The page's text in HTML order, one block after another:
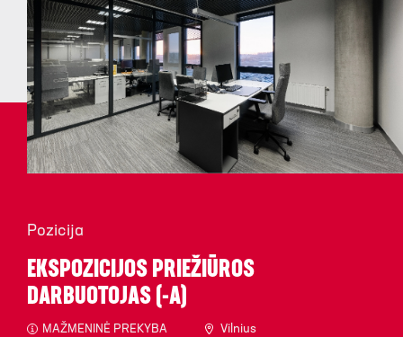
Pozicija
EKSPOZICIJOS PRIEŽIŪROS
DARBUOTOJAS (-A)
MAŽMENINĖ PREKYBA Vilnius